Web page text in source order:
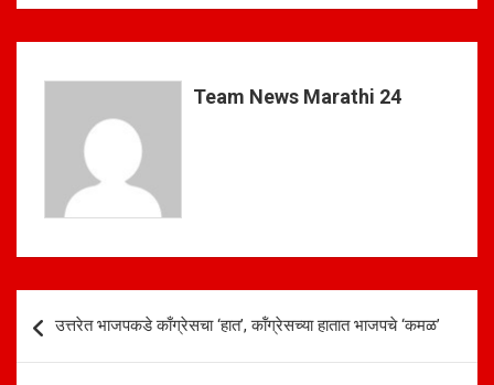
at
A
p
p
ce
o
o
k
ar
Team News Marathi 24
navigation
उत्तरेत भाजपकडे काँग्रेसचा ‘हात’, कॉंग्रेसच्या हातात भाजपचे ‘कमळ’